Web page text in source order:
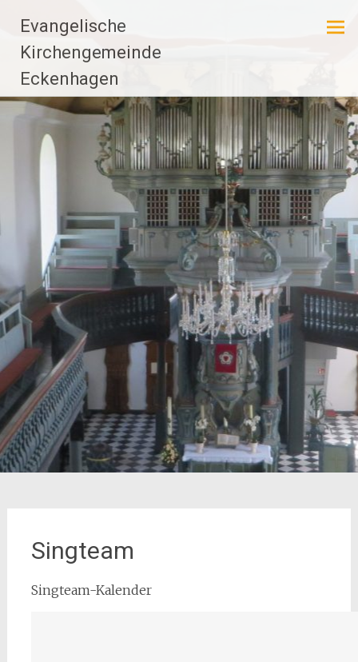
Inhalt
springen
Evangelische
Kirchengemeinde
Eckenhagen
Singteam
Singteam-Kalender